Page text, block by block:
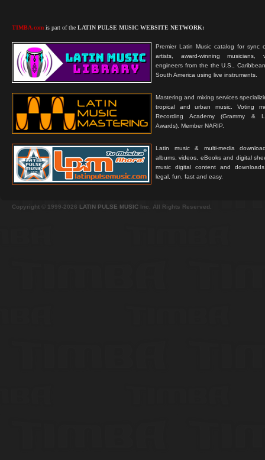
TIMBA.com is part of the LATIN PULSE MUSIC WEBSITE NETWORK:
Premier Latin Music catalog for sync
artists, award-winning musicians,
engineers from the the U.S.,
South America using live instruments.
Mastering and mixing services
tropical and urban music. Voting
Recording Academy (Grammy &
Awards). Member NARIP.
Latin music & multi-media
albums, videos, eBooks and digital
music digital content and
legal, fun, fast and easy.
Copyright © 1999-2026 LATIN PULSE MUSIC Inc. All Rights Reserved.